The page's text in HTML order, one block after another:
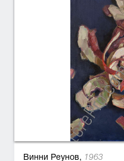
Винни Реунов, 1963